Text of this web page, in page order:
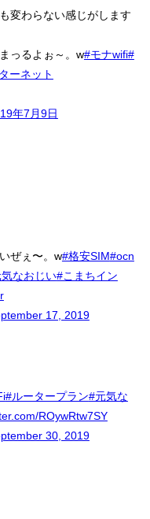
変わらない感じがします
っるよぉ～。w#モナwifi#
ーネット
年7月9日
ぜぇ〜。w#格安SIM#ocn
なおじい#こまちイン
17, 2019
#ルータープラン#元気な
ROywRtw7SY
30, 2019